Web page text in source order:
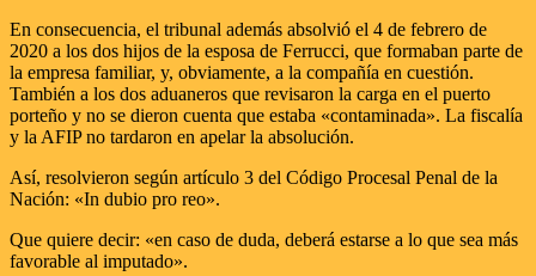
En consecuencia, el tribunal además absolvió el 4 de febrero de
2020 a los dos hijos de la esposa de Ferrucci, que formaban parte de
la empresa familiar, y, obviamente, a la compañía en cuestión.
También a los dos aduaneros que revisaron la carga en el puerto
porteño y no se dieron cuenta que estaba «contaminada». La fiscalía
y la AFIP no tardaron en apelar la absolución.
Así, resolvieron según artículo 3 del Código Procesal Penal de la
Nación: «In dubio pro reo».
Que quiere decir: «en caso de duda, deberá estarse a lo que sea más
favorable al imputado».